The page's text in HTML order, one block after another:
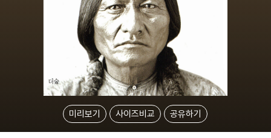
미리보기 사이즈비교 공유하기